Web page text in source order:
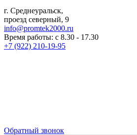
г. Среднеуральск,
проезд северный, 9
info@promtek2000.ru
Время работы: с 8.30 - 17.30
+7 (922) 210-19-95
Обратный звонок